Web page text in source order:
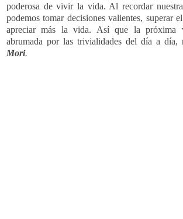
poderosa de vivir la vida. Al recordar
podemos tomar decisiones valientes, superar
apreciar más la vida. Así que la próxima
abrumada por las trivialidades del día a día,
Mori.